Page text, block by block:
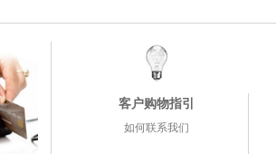
客户购物指引
如何联系我们